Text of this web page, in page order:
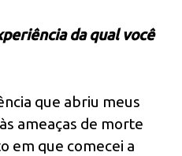
da qual você
que abriu meus
ameaças de morte
em que comecei a